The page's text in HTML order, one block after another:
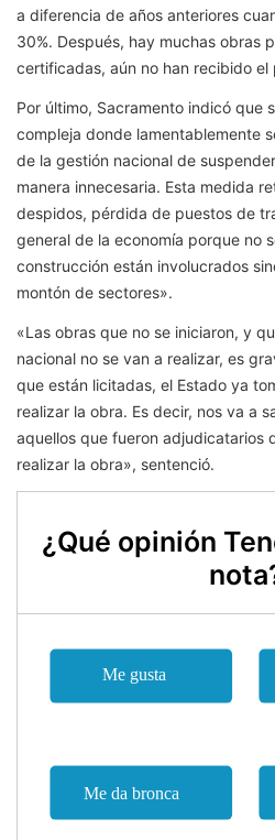
a diferencia de años anteriores
30%. Después, hay muchas obras
certificadas, aún no han recibido
Por último, Sacramento indicó que
compleja donde lamentablemente
de la gestión nacional de
manera innecesaria. Esta medida
despidos, pérdida de puestos de
general de la economía porque no
construcción están involucrados
montón de sectores».
«Las obras que no se iniciaron, y
nacional no se van a realizar, es
que están licitadas, el Estado ya
realizar la obra. Es decir, nos va a
aquellos que fueron adjudicatarios
realizar la obra», sentenció.
¿Qué opinión